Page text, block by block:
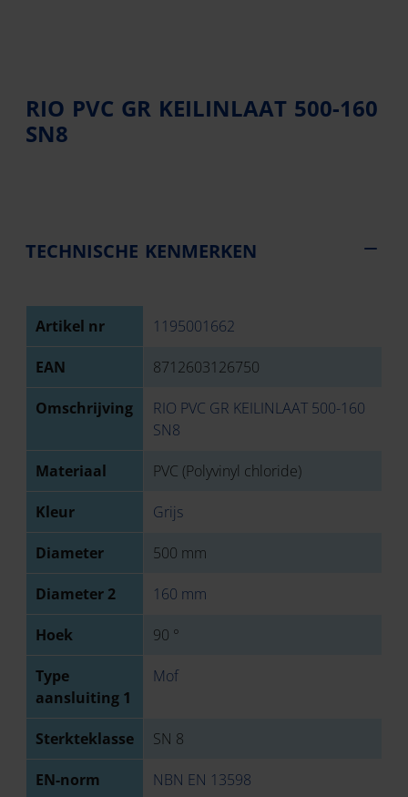
RIO PVC GR KEILINLAAT 500-160
SN8
TECHNISCHE KENMERKEN
Artikel nr 1195001662
EAN 8712603126750
Omschrijving
RIO PVC GR KEILINLAAT 500-160
SN8
Materiaal PVC (Polyvinyl chloride)
Kleur Grijs
Diameter 500 mm
Diameter 2 160 mm
Hoek 90 °
Type
aansluiting 1
Mof
Sterkteklasse SN 8
EN-norm NBN EN 13598